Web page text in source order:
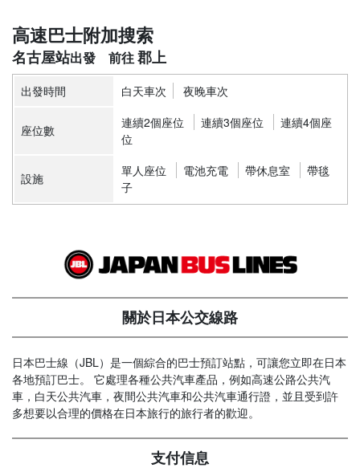
高速巴士附加搜索
名古屋站 郡上
出發時間 白天車次 夜晚車次
座位數 連續2個座位 連續3個座位
連續4個座
位
設施 單人座位 電池充電 帶休息室
帶毯
子
關於日本公交線路
日本巴士線（JBL）是一個綜合的巴士預訂站點，可讓您立即在日本
各地預訂巴士。 它處理各種公共汽車產品，例如高速公路公共汽
車，白天公共汽車，夜間公共汽車和公共汽車通行證，並且受到許
多想要以合理的價格在日本旅行的旅行者的歡迎。
支付信息